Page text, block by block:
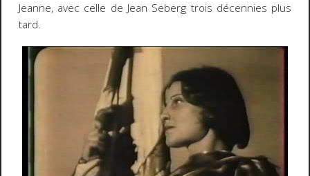
Jeanne, avec celle de Jean Seberg trois décennies plus
tard.